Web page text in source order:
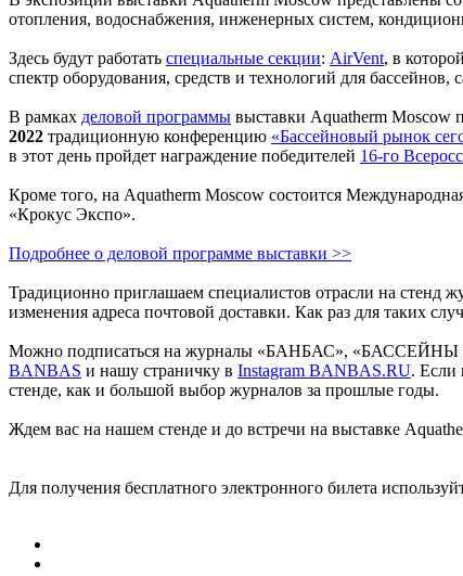
отопления, водоснабжения, инженерных систем,
Здесь будут работать специальные секции: AirVent, в
спектр оборудования, средств и технологий для бассейнов,
В рамках деловой программы выставки Aquatherm Moscow
2022 традиционную конференцию «Бассейновый рынок
в этот день пройдет награждение победителей 16-го
Кроме того, на Aquatherm Moscow состоится
«Крокус Экспо».
Подробнее о деловой программе выставки >>
Традиционно приглашаем специалистов отрасли на стенд
изменения адреса почтовой доставки. Как раз для таких
Можно подписаться на журналы «БАНБАС»,
BANBAS и нашу страничку в Instagram BANBAS.RU. Если
стенде, как и большой выбор журналов за прошлые годы.
Ждем вас на нашем стенде и до встречи на выставке
Для получения бесплатного электронного билета